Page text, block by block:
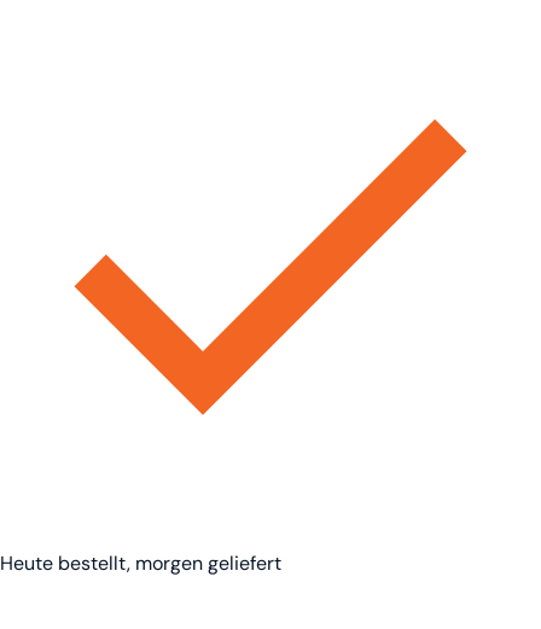
Heute bestellt, morgen geliefert